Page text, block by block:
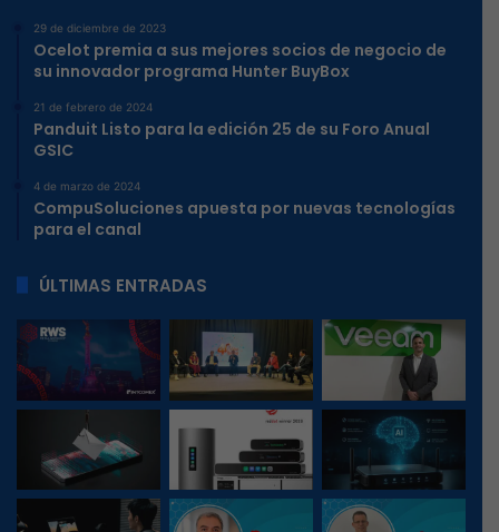
29 de diciembre de 2023
Ocelot premia a sus mejores socios de negocio de
su innovador programa Hunter BuyBox
21 de febrero de 2024
Panduit Listo para la edición 25 de su Foro Anual
GSIC
4 de marzo de 2024
CompuSoluciones apuesta por nuevas tecnologías
para el canal
ÚLTIMAS ENTRADAS